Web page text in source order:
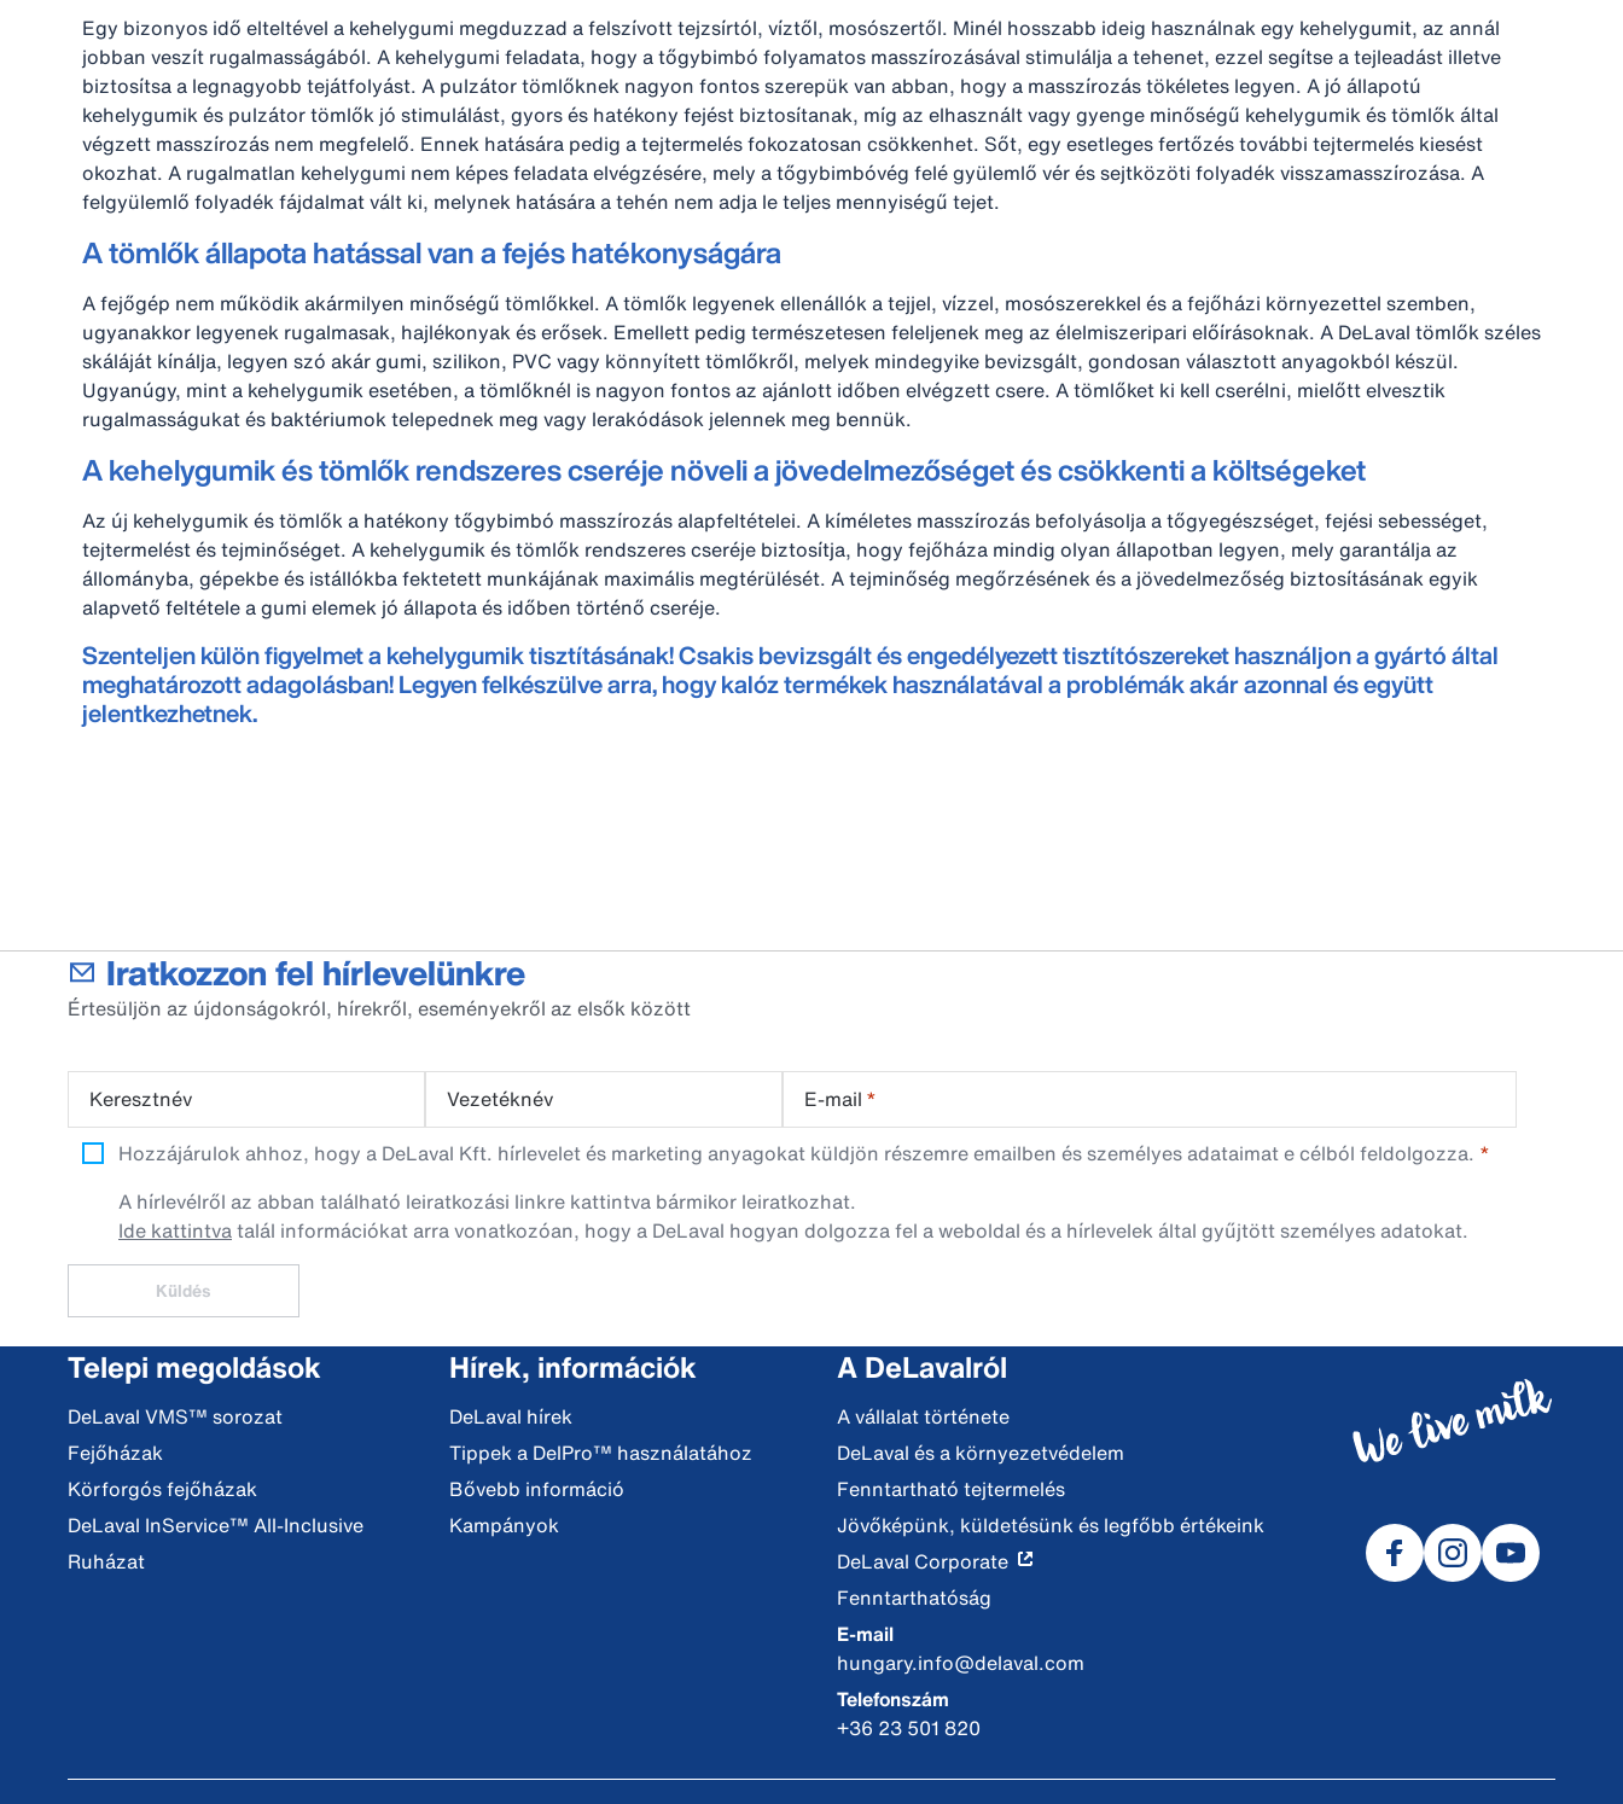
Egy bizonyos idő elteltével a kehelygumi megduzzad a felszívott tejzsírtól, víztől, mosószertől. Minél hosszabb ideig használnak egy kehelygumit, az annál
jobban veszít rugalmasságából. A kehelygumi feladata, hogy a tőgybimbó folyamatos masszírozásával stimulálja a tehenet, ezzel segítse a tejleadást illetve
biztosítsa a legnagyobb tejátfolyást. A pulzátor tömlőknek nagyon fontos szerepük van abban, hogy a masszírozás tökéletes legyen. A jó állapotú
kehelygumik és pulzátor tömlők jó stimulálást, gyors és hatékony fejést biztosítanak, míg az elhasznált vagy gyenge minőségű kehelygumik és tömlők által
végzett masszírozás nem megfelelő. Ennek hatására pedig a tejtermelés fokozatosan csökkenhet. Sőt, egy esetleges fertőzés további tejtermelés kiesést
okozhat. A rugalmatlan kehelygumi nem képes feladata elvégzésére, mely a tőgybimbóvég felé gyülemlő vér és sejtközöti folyadék visszamasszírozása. A
felgyülemlő folyadék fájdalmat vált ki, melynek hatására a tehén nem adja le teljes mennyiségű tejet.
A tömlők állapota hatással van a fejés hatékonyságára
A fejőgép nem működik akármilyen minőségű tömlőkkel. A tömlők legyenek ellenállók a tejjel, vízzel, mosószerekkel és a fejőházi környezettel szemben,
ugyanakkor legyenek rugalmasak, hajlékonyak és erősek. Emellett pedig természetesen feleljenek meg az élelmiszeripari előírásoknak. A DeLaval tömlők széles
skáláját kínálja, legyen szó akár gumi, szilikon, PVC vagy könnyített tömlőkről, melyek mindegyike bevizsgált, gondosan választott anyagokból készül.
Ugyanúgy, mint a kehelygumik esetében, a tömlőknél is nagyon fontos az ajánlott időben elvégzett csere. A tömlőket ki kell cserélni, mielőtt elvesztik
rugalmasságukat és baktériumok telepednek meg vagy lerakódások jelennek meg bennük.
A kehelygumik és tömlők rendszeres cseréje növeli a jövedelmezőséget és csökkenti a költségeket
Az új kehelygumik és tömlők a hatékony tőgybimbó masszírozás alapfeltételei. A kíméletes masszírozás befolyásolja a tőgyegészséget, fejési sebességet,
tejtermelést és tejminőséget. A kehelygumik és tömlők rendszeres cseréje biztosítja, hogy fejőháza mindig olyan állapotban legyen, mely garantálja az
állományba, gépekbe és istállókba fektetett munkájának maximális megtérülését. A tejminőség megőrzésének és a jövedelmezőség biztosításának egyik
alapvető feltétele a gumi elemek jó állapota és időben történő cseréje.
Szenteljen külön figyelmet a kehelygumik tisztításának! Csakis bevizsgált és engedélyezett tisztítószereket használjon a gyártó által
meghatározott adagolásban! Legyen felkészülve arra, hogy kalóz termékek használatával a problémák akár azonnal és együtt
jelentkezhetnek.
Iratkozzon fel hírlevelünkre
Értesüljön az újdonságokról, hírekről, eseményekről az elsők között
Keresztnév Vezetéknév E-mail *
Hozzájárulok ahhoz, hogy a DeLaval Kft. hírlevelet és marketing anyagokat küldjön részemre emailben és személyes adataimat e célból feldolgozza.
A hírlevélről az abban található leiratkozási linkre kattintva bármikor leiratkozhat.
Ide kattintvatalál információkat arra vonatkozóan, hogy a DeLaval hogyan dolgozza fel a weboldal és a hírlevelek által gyűjtött személyes adatokat.
Küldés
Telepi megoldások
DeLaval VMS™ sorozat
Fejőházak
Körforgós fejőházak
DeLaval InService™ All-Inclusive
Ruházat
Hírek, információk
DeLaval hírek
Tippek a DelPro™ használatához
Bővebb információ
Kampányok
A DeLavalról
A vállalat története
DeLaval és a környezetvédelem
Fenntartható tejtermelés
Jövőképünk, küldetésünk és legfőbb értékeink
DeLaval Corporate
Fenntarthatóság
E-mail
hungary.info@delaval.com
Telefonszám
+36 23 501 820